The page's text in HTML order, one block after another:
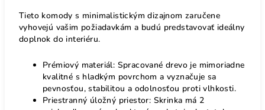
Tieto komody s minimalistickým dizajnom zaručene
vyhovejú vašim požiadavkám a budú predstavovať ideálny
doplnok do interiéru.
Prémiový materiál: Spracované drevo je mimoriadne
kvalitné s hladkým povrchom a vyznačuje sa
pevnosťou, stabilitou a odolnosťou proti vlhkosti.
Priestranný úložný priestor: Skrinka má 2